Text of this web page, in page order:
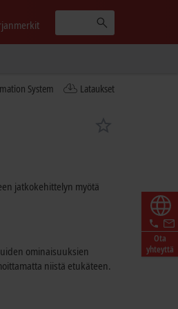
System Lataukset
Ota
yhteyttä
jatkokehittelyn myötä
ominaisuuksien
niistä etukäteen.